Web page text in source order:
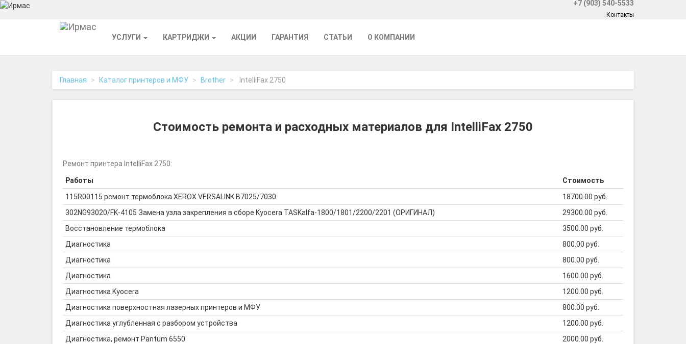
+7 (903) 540-5533
Контакты
УСЛУГИ КАРТРИДЖИ АКЦИИ ГАРАНТИЯ СТАТЬИ О КОМПАНИИ
Главная Каталог принтеров и МФУ Brother IntelliFax 2750
Стоимость ремонта и расходных материалов для IntelliFax 2750
Ремонт принтера IntelliFax 2750:
Работы
Стоимость
115R00115 ремонт термоблока XEROX VERSALINK B7025/7030
18700.00 руб.
302NG93020/FK-4105 Замена узла закрепления в сборе Kyocera TASKalfa-1800/1801/2200/2201 (ОРИГИНАЛ)
29300.00 руб.
Восстановление термоблока
3500.00 руб.
Диагностика
800.00 руб.
Диагностика
800.00 руб.
Диагностика
1600.00 руб.
Диагностика Kyocera
1200.00 руб.
Диагностика поверхностная лазерных принтеров и МФУ
800.00 руб.
Диагностика углубленная с разбором устройства
1200.00 руб.
Диагностика, ремонт Pantum 6550
2000.00 руб.